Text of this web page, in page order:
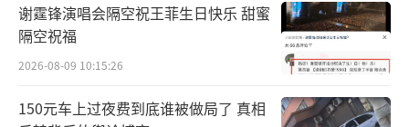
谢霆锋演唱会隔空祝王菲生日快乐 甜蜜
隔空祝福
2026-08-09 10:15:26
150元车上过夜费到底谁被做局了 真相